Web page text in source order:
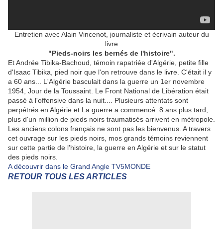
Entretien avec Alain Vincenot, journaliste et écrivain auteur du
livre
"Pieds-noirs les bernés de l'histoire".
Et Andrée Tibika-Bachoud, témoin rapatriée d'Algérie, petite fille
d'Isaac Tibika, pied noir que l'on retrouve dans le livre. C'était il y
a 60 ans... L'Algérie basculait dans la guerre un 1er novembre
1954, Jour de la Toussaint. Le Front National de Libération était
passé à l'offensive dans la nuit.... Plusieurs attentats sont
perpétrés en Algérie et La guerre a commencé. 8 ans plus tard,
plus d'un million de pieds noirs traumatisés arrivent en métropole.
Les anciens colons français ne sont pas les bienvenus. A travers
cet ouvrage sur les pieds noirs, mos grands témoins reviennent
sur cette partie de l'histoire, la guerre en Algérie et sur le statut
des pieds noirs.
A découvrir dans le Grand Angle TV5MONDE
RETOUR TOUS LES ARTICLES